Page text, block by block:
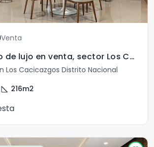
Venta
Apartamento de lujo en venta, sector Los Cacicazgos
Los Cacicazgos Distrito Nacional
square_foot 216m2